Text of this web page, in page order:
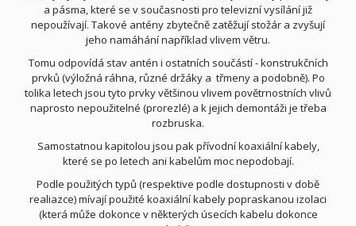
a pásma, které se v současnosti pro televizní vysílání již
nepoužívají. Takové antény zbytečně zatěžují stožár a zvyšují
jeho namáhání například vlivem větru.
Tomu odpovídá stav antén i ostatních součástí - konstrukčních
prvků (výložná ráhna, různé držáky a třmeny a podobně). Po
tolika letech jsou tyto prvky většinou vlivem povětrnostních vlivů
naprosto nepoužitelné (prorezlé) a k jejich demontáži je třeba
rozbruska.
Samostatnou kapitolou jsou pak přívodní koaxiální kabely,
které se po letech ani kabelům moc nepodobají.
Podle použitých typů (respektive podle dostupnosti v době
realiazce) mívají použité koaxiální kabely popraskanou izolaci
(která může dokonce v některých úsecích kabelu dokonce